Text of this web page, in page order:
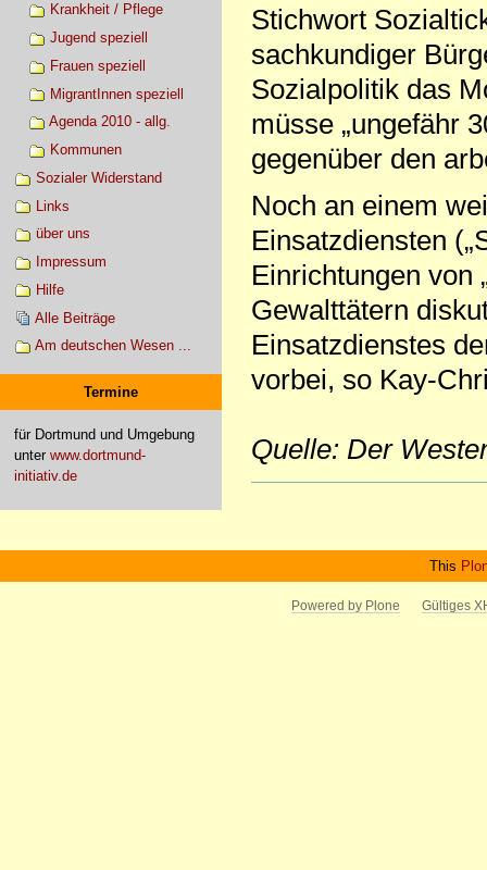
Krankheit / Pflege
Jugend speziell
Frauen speziell
MigrantInnen speziell
Agenda 2010 - allg.
Kommunen
Sozialer Widerstand
Links
über uns
Impressum
Hilfe
Alle Beiträge
Am deutschen Wesen ...
Termine
für Dortmund und Umgebung
unter www.dortmund-
initiativ.de
Stichwort
sachkundiger
Sozialpolitik das
müsse „ungefähr
gegenüber den
Noch an einem
Einsatzdiensten
Einrichtungen von
Gewalttätern
Einsatzdienstes
vorbei, so Kay-
Quelle: Der
This
Powered by Plone Gültiges